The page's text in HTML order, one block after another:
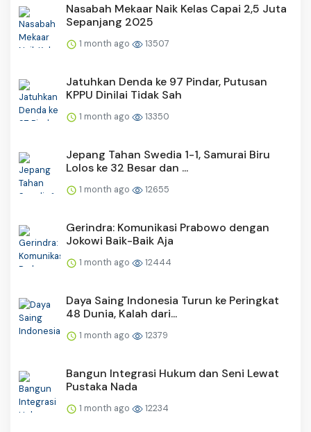
Nasabah Mekaar Naik Kelas Capai 2,5 Juta
Sepanjang 2025
1 month ago 13507
Jatuhkan Denda ke 97 Pindar, Putusan
KPPU Dinilai Tidak Sah
1 month ago 13350
Jepang Tahan Swedia 1-1, Samurai Biru
Lolos ke 32 Besar dan ...
1 month ago 12655
Gerindra: Komunikasi Prabowo dengan
Jokowi Baik-Baik Aja
1 month ago 12444
Daya Saing Indonesia Turun ke Peringkat
48 Dunia, Kalah dari...
1 month ago 12379
Bangun Integrasi Hukum dan Seni Lewat
Pustaka Nada
1 month ago 12234